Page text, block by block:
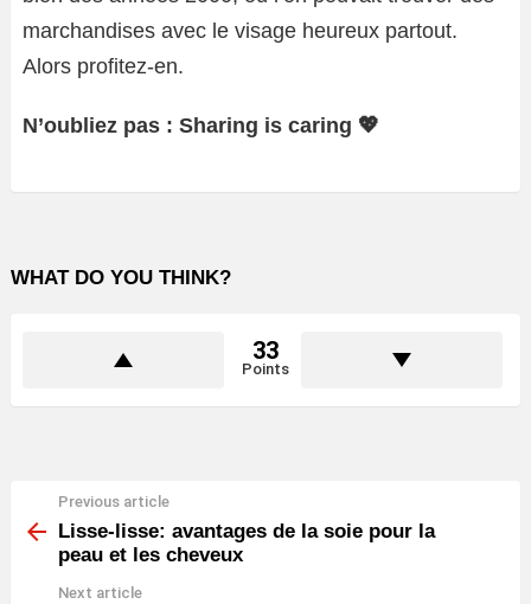
marchandises avec le visage heureux partout.
Alors profitez-en.
N’oubliez pas : Sharing is caring 💖
WHAT DO YOU THINK?
33
Points
more
Previous article
Lisse-lisse: avantages de la soie pour la
peau et les cheveux
Next article